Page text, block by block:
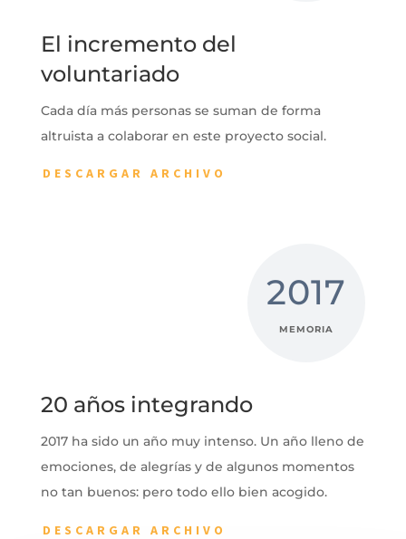
El incremento del
voluntariado
Cada día más personas se suman de forma
altruista a colaborar en este proyecto social.
DESCARGAR ARCHIVO
2017
MEMORIA
20 años integrando
2017 ha sido un año muy intenso. Un año lleno de
emociones, de alegrías y de algunos momentos
no tan buenos: pero todo ello bien acogido.
DESCARGAR ARCHIVO